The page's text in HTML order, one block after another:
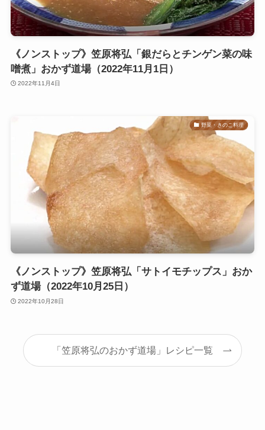
《ノンストップ》笠原将弘「銀だらとチンゲン菜の味
噌煮」おかず道場（2022年11月1日）
2022年11月4日
野菜・きのこ料理
《ノンストップ》笠原将弘「サトイモチップス」おか
ず道場（2022年10月25日）
2022年10月28日
「笠原将弘のおかず道場」レシピ一覧